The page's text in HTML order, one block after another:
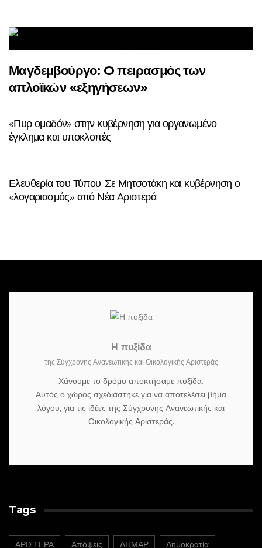
Μαγδεμβούργο: O πειρασμός των
απλοϊκών «εξηγήσεων»
«Πυρ ομαδόν» στην κυβέρνηση για οργανωμένο
έγκλημα και υποκλοπές
Ελευθερία του Τύπου: Σε Μητσοτάκη και κυβέρνηση ο
«λογαριασμός» από Νέα Αριστερά
Η πυξίδα
της Σύγχρονης Ανανεωτικής και Οικολογικής Αριστεράς
Χάνουμε το δρόμο αποκτήσαμε πυξίδα.
Αυτός ο χώρος σχεδιάστηκε για να αποτελέσει βήμα
λόγου, για τις ιδέες της Σύγχρονης Ανανεωτικής και
Οικολογικής Αριστεράς.
Tags
ΑΡΙΣΤΕΡΑ Απόψεις ΔΗΜΑΡ Δημοκρατία